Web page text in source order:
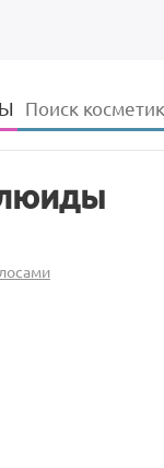
Форма
Поиск